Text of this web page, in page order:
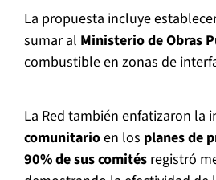
La propuesta incluye
sumar al Ministerio de Obras
combustible en zonas de
La Red también enfatizaron la
comunitarioen los planes de
90% de sus comités registró